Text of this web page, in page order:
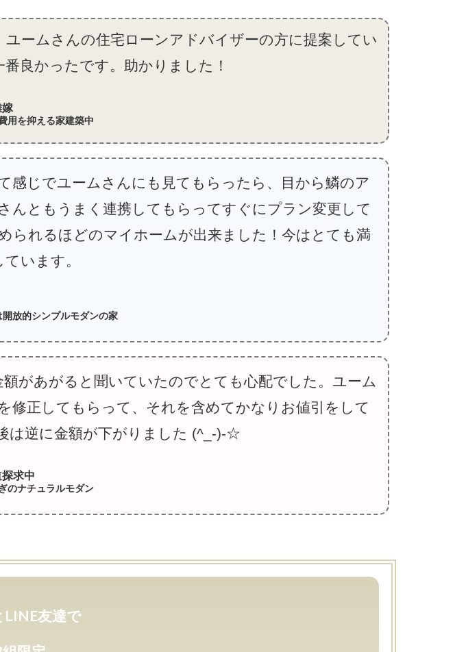
ームさんの住宅ローンアドバイザーの方に提案してい
良かったです。助かりました！
嫁
用を抑える家建築中
感じでユームさんにも見てもらったら、目から鱗のア
んともうまく連携してもらってすぐにプラン変更して
られるほどのマイホームが出来ました！今はとても満
います。
開放的シンプルモダンの家
があがると聞いていたのでとても心配でした。ユーム
修正してもらって、それを含めてかなりお値引をして
は逆に金額が下がりました (^_-)-☆
求中
のナチュラルモダン
友達で